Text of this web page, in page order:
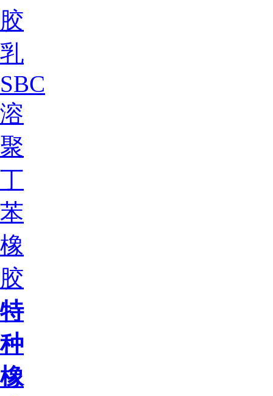
胶
乳
SBC
溶
聚
丁
苯
橡
胶
特
种
橡